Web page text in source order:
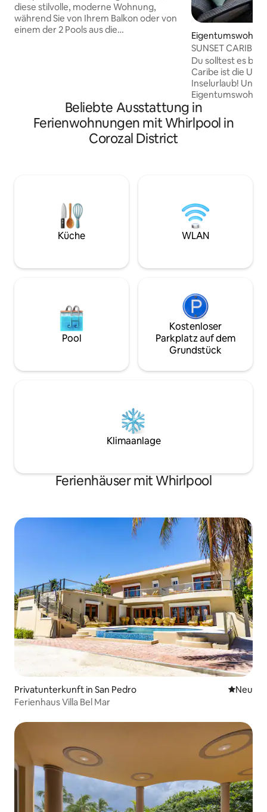
Schlafplätze
diese stilvolle, moderne Wohnung,
während Sie von Ihrem Balkon oder von
einem der 2 Pools aus die
Fahrrädern, Kajaks, Pool-
Handtüchern/Liegestühlen, täglicher
Reinigungsservice. Swim-up-Bar,
Fitnessraum, Kaffee-Lounge, Whirlpool,
CHECK-IN-BEDINGUNGEN IN DEN
DETAILS UNTEN *
o
SUNSET CARIBE
OBERGESCHOSS
AUSSICHT!
Du solltest es
Caribe ist die
Inselurlaub!
Schlafzimmer/1
Meilen mit dem
San Pedro und
OBERSTEN
atemberaubend.
Swim-up-Bar!
Beliebte Ausstattung in
Ferienwohnungen mit Whirlpool in
Corozal District
Küche WLAN
Pool
Kostenloser
Parkplatz auf dem
Grundstück
Klimaanlage
Ferienhäuser mit Whirlpool
Privatunterkunft in San Pedro Neue
Neu
Ferienhaus Villa Bel Mar